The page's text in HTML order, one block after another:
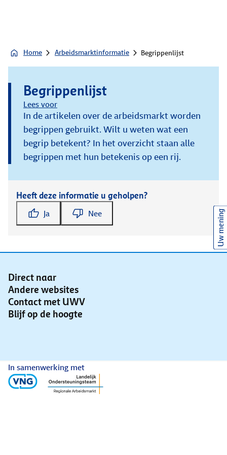
Home Arbeidsmarktinformatie Begrippenlijst
Begrippenlijst
Lees voor
In de artikelen over de arbeidsmarkt worden
begrippen gebruikt. Wilt u weten wat een
begrip betekent? In het overzicht staan alle
begrippen met hun betekenis op een rij.
Heeft deze informatie u geholpen?
Ja Nee
Direct naar
Andere websites
Contact met UWV
Blijf op de hoogte
In samenwerking met
Uw mening